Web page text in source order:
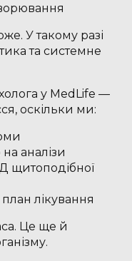
У такому разі
та системне
у MedLife —
оскільки ми:
аналізи
щитоподібної
лікування
Це ще й